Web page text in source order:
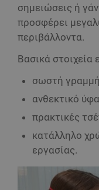
σημειώσεις ή
προσφέρει
περιβάλλοντα.
Βασικά στοιχεία
σωστή
ανθεκτικό
πρακτικές
κατάλληλο
εργασίας.